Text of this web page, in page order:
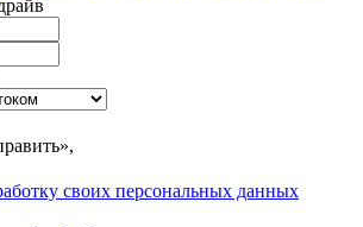
своих персональных данных